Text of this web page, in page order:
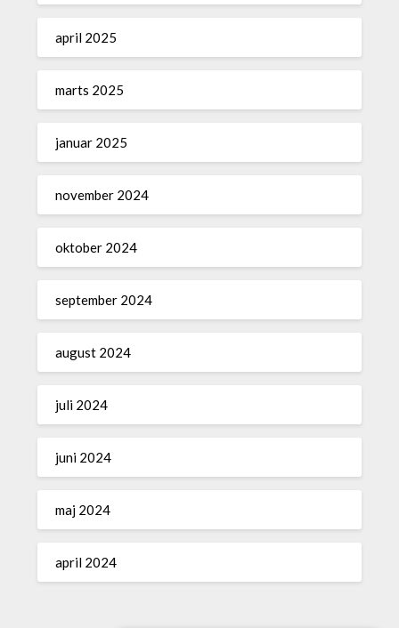
april 2025
marts 2025
januar 2025
november 2024
oktober 2024
september 2024
august 2024
juli 2024
juni 2024
maj 2024
april 2024